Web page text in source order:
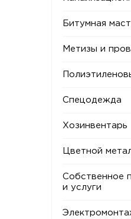
Битумная
Метизы и
Спецодежда
Хозинвентарь
Цветной
Собственное
и услуги